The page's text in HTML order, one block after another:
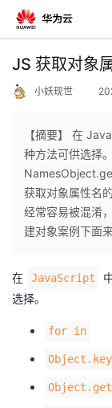
返
个
人
主
我
的
开
者
JS 获取对象
小妖现世
【摘要】 在
种方法可供选择
获取对象属性名
经常容易被混淆
建对象案例下面
在 JavaScript
选择。
for in